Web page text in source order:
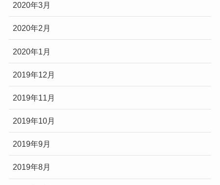
2020年3月
2020年2月
2020年1月
2019年12月
2019年11月
2019年10月
2019年9月
2019年8月